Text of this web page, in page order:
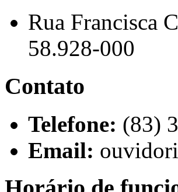
Rua Francisca
58.928-000
Contato
Telefone: (83)
Email: